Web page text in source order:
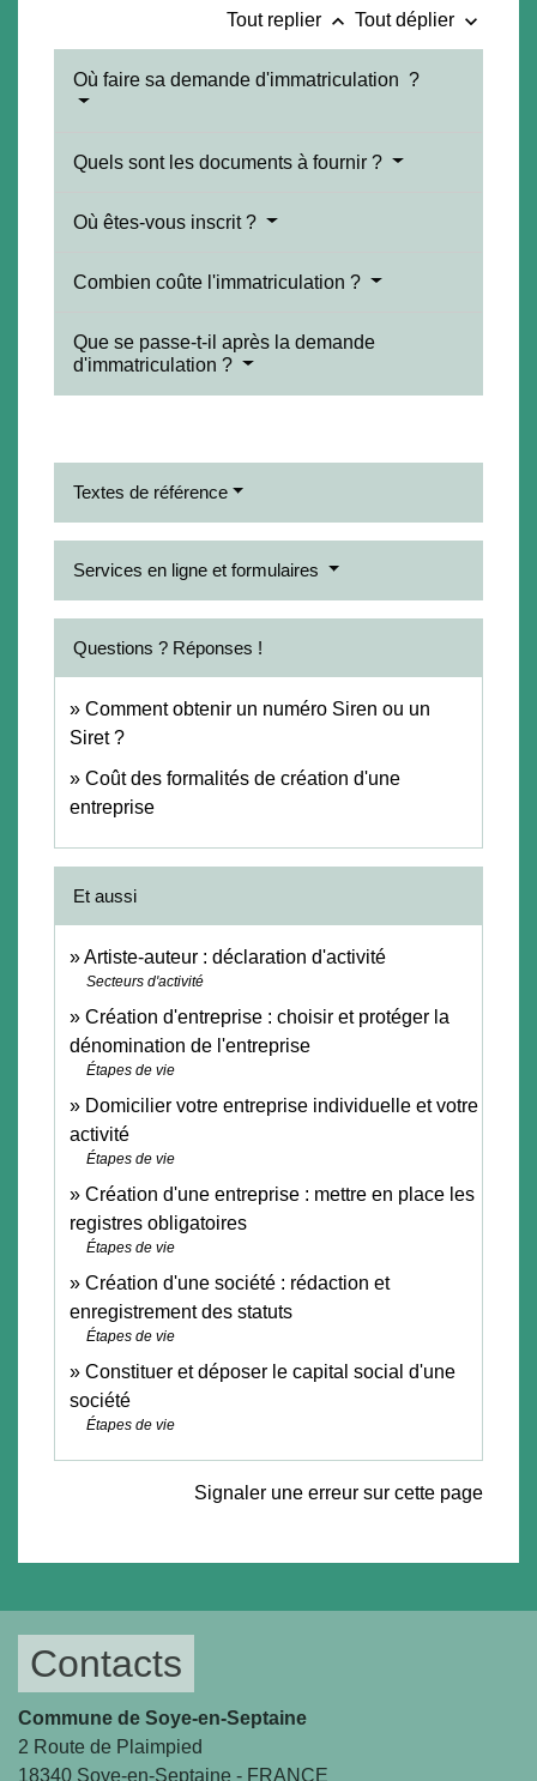
Tout replier keyboard_arrow_up Tout déplier keyboard_arrow_down
Où faire sa demande d'immatriculation ?
Quels sont les documents à fournir ?
Où êtes-vous inscrit ?
Combien coûte l'immatriculation ?
Que se passe-t-il après la demande
d'immatriculation ?
Textes de référence
Services en ligne et formulaires
Questions ? Réponses !
Comment obtenir un numéro Siren ou un
Siret ?
Coût des formalités de création d'une
entreprise
Et aussi
Artiste-auteur : déclaration d'activité
Secteurs d'activité
Création d'entreprise : choisir et protéger la
dénomination de l'entreprise
Étapes de vie
Domicilier votre entreprise individuelle et votre
activité
Étapes de vie
Création d'une entreprise : mettre en place les
registres obligatoires
Étapes de vie
Création d'une société : rédaction et
enregistrement des statuts
Étapes de vie
Constituer et déposer le capital social d'une
société
Étapes de vie
Signaler une erreur sur cette page
Contacts
Commune de Soye-en-Septaine
2 Route de Plaimpied
18340 Soye-en-Septaine - FRANCE